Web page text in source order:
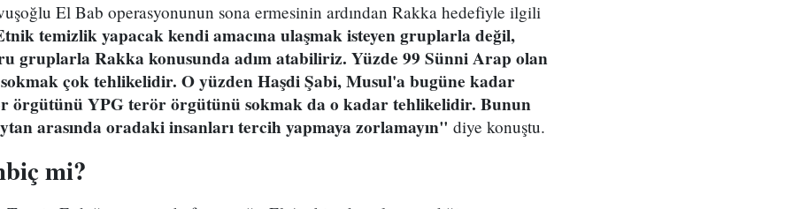
El Bab operasyonunun sona ermesinin ardından Rakka hedefiyle ilgili
temizlik yapacak kendi amacına ulaşmak isteyen gruplarla değil,
gruplarla Rakka konusunda adım atabiliriz. Yüzde 99 Sünni Arap olan
çok tehlikelidir. O yüzden Haşdi Şabi, Musul'a bugüne kadar
örgütünü YPG terör örgütünü sokmak da o kadar tehlikelidir. Bunun
arasında oradaki insanları tercih yapmaya zorlamayın" diye konuştu.
mi?